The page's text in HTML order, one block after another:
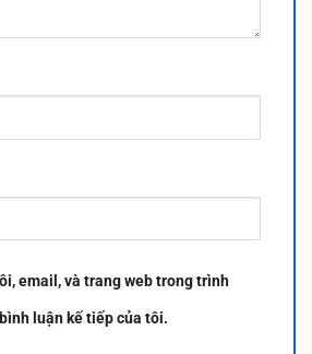
email, và trang web trong trình
luận kế tiếp của tôi.